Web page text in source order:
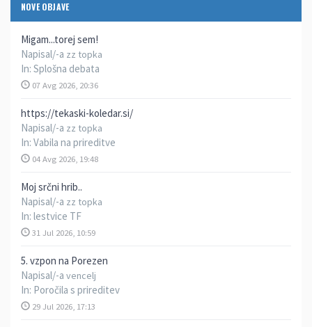
NOVE OBJAVE
Migam...torej sem!
Napisal/-a zz topka
In: Splošna debata
07 Avg 2026, 20:36
https://tekaski-koledar.si/
Napisal/-a zz topka
In: Vabila na prireditve
04 Avg 2026, 19:48
Moj srčni hrib..
Napisal/-a zz topka
In: lestvice TF
31 Jul 2026, 10:59
5. vzpon na Porezen
Napisal/-a vencelj
In: Poročila s prireditev
29 Jul 2026, 17:13